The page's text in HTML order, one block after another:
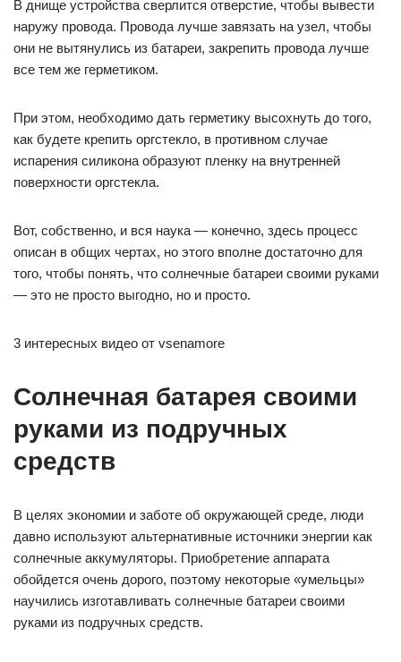
В днище устройства сверлится отверстие, чтобы вывести
наружу провода. Провода лучше завязать на узел, чтобы
они не вытянулись из батареи, закрепить провода лучше
все тем же герметиком.
При этом, необходимо дать герметику высохнуть до того,
как будете крепить оргстекло, в противном случае
испарения силикона образуют пленку на внутренней
поверхности оргстекла.
Вот, собственно, и вся наука — конечно, здесь процесс
описан в общих чертах, но этого вполне достаточно для
того, чтобы понять, что солнечные батареи своими руками
— это не просто выгодно, но и просто.
3 интересных видео от vsenamore
Солнечная батарея своими
руками из подручных
средств
В целях экономии и заботе об окружающей среде, люди
давно используют альтернативные источники энергии как
солнечные аккумуляторы. Приобретение аппарата
обойдется очень дорого, поэтому некоторые «умельцы»
научились изготавливать солнечные батареи своими
руками из подручных средств.